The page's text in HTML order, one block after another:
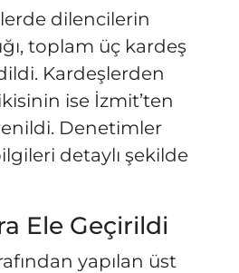
dilencilerin
toplam üç kardeş
Kardeşlerden
ise İzmit’ten
Denetimler
detaylı şekilde
Ele Geçirildi
yapılan üst